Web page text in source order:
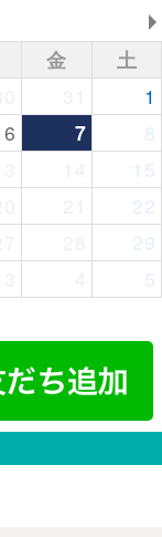
金
土
1
6 7
8
15
22
29
5